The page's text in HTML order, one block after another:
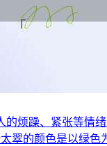
烦躁、紧张等情
翠的颜色是以绿色